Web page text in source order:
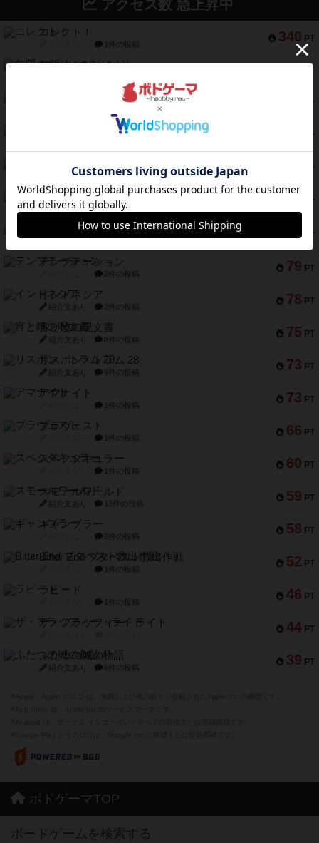
アクセス数 急上昇中
340 PT
コレクト！
1件の投稿
PT
無限まちがいさがし
PT
ガルフストライク
PT
PT
紹介文あり 1件の投稿
PT
ファースト・イン・フライト
紹介文あり 3件の投稿
94 PT
モズビ－ズ・レイダ－ズ
紹介文あり 1件の投稿
79 PT
テンプテーション
2件の投稿
78 PT
インドネシア
紹介文あり 2件の投稿
75 PT
宵と暁の呪文書
紹介文あり 8件の投稿
73 PT
リスボン・トラム 28
紹介文あり 9件の投稿
73 PT
アマナイト
1件の投稿
66 PT
ブラヴェスト
1件の投稿
60 PT
スペクタキュラー
1件の投稿
59 PT
スモールワールド
紹介文あり 13件の投稿
58 PT
ギャンブラー
2件の投稿
52 PT
Bitter End ブタペスト救出作戦
1件の投稿
46 PT
ラピード
1件の投稿
44 PT
ザ・フラッフィー・ライト
39 PT
ふたつの城の物語
紹介文あり 6件の投稿
ボドゲーマTOP
ボードゲームを検索する